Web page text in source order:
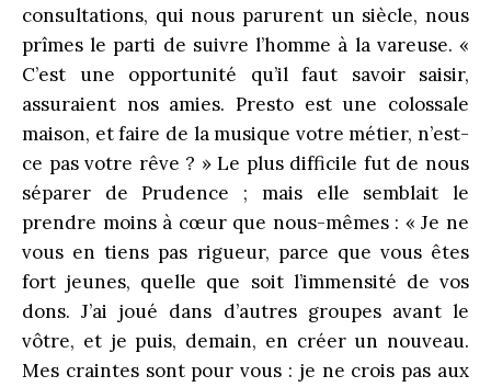
consultations, qui nous parurent un siècle, nous
prîmes le parti de suivre l’homme à la vareuse. «
C’est une opportunité qu’il faut savoir saisir,
assuraient nos amies. Presto est une colossale
maison, et faire de la musique votre métier, n’est-
ce pas votre rêve ? » Le plus difficile fut de nous
séparer de Prudence ; mais elle semblait le
prendre moins à cœur que nous-mêmes : « Je ne
vous en tiens pas rigueur, parce que vous êtes
fort jeunes, quelle que soit l’immensité de vos
dons. J’ai joué dans d’autres groupes avant le
vôtre, et je puis, demain, en créer un nouveau.
Mes craintes sont pour vous : je ne crois pas aux